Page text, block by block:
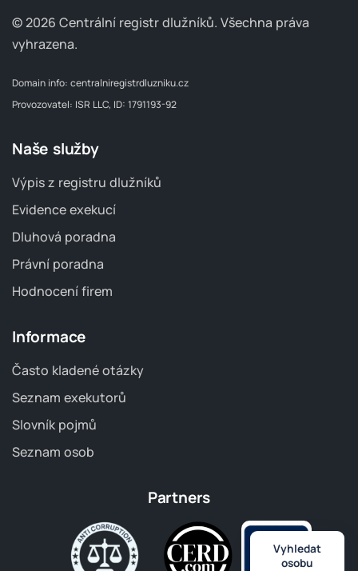
© 2026 Centrální registr dlužníků. Všechna práva
vyhrazena.
Domain info: centralniregistrdluzniku.cz
Provozovatel: ISR LLC, ID: 1791193-92
Naše služby
Výpis z registru dlužníků
Evidence exekucí
Dluhová poradna
Právní poradna
Hodnocení firem
Informace
Často kladené otázky
Seznam exekutorů
Slovník pojmů
Seznam osob
Partners
Vyhledat
osobu